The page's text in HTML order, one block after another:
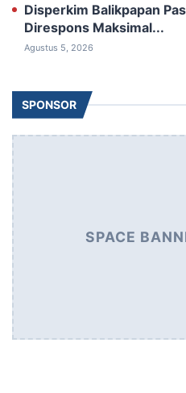
Disperkim Balikpapan
Direspons Maksimal...
Agustus 5, 2026
SPONSOR
SPACE